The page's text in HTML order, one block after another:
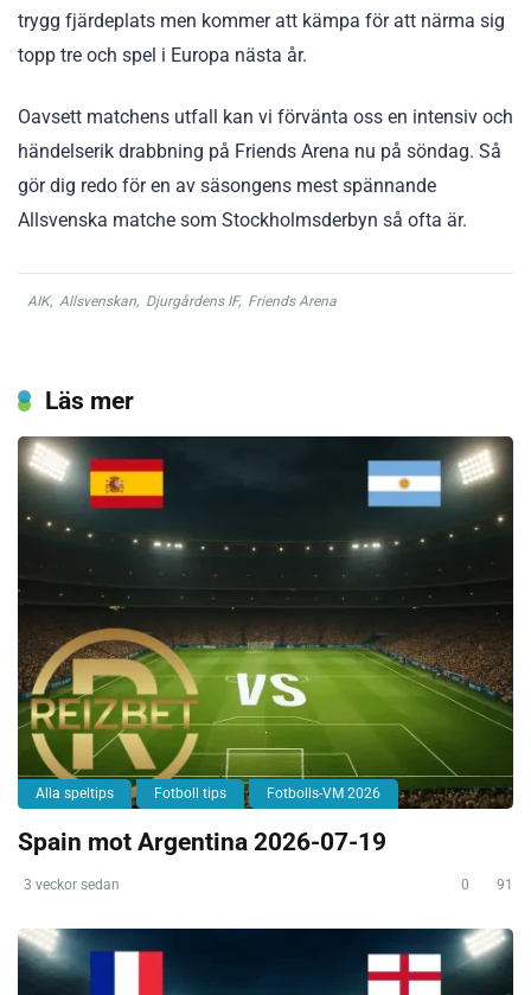
trygg fjärdeplats men kommer att kämpa för att närma sig
topp tre och spel i Europa nästa år.
Oavsett matchens utfall kan vi förvänta oss en intensiv och
händelserik drabbning på Friends Arena nu på söndag. Så
gör dig redo för en av säsongens mest spännande
Allsvenska matche som Stockholmsderbyn så ofta är.
AIK, Allsvenskan, Djurgårdens IF, Friends Arena
Läs mer
Alla speltips Fotboll tips Fotbolls-VM 2026
Spain mot Argentina 2026-07-19
3 veckor sedan 0 91